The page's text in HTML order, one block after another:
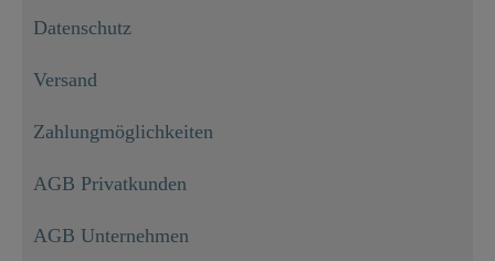
Datenschutz
Versand
Zahlungmöglichkeiten
AGB Privatkunden
AGB Unternehmen